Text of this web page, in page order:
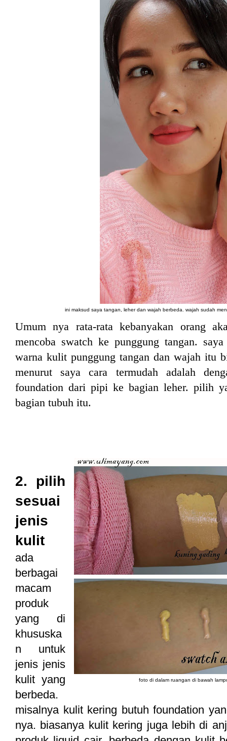
ini maksud saya tangan, leher dan wajah berbeda. wajah sudah
Umum nya rata-rata kebanyakan orang
mencoba swatch ke punggung tangan.
warna kulit punggung tangan dan wajah itu
menurut saya cara termudah adalah
foundation dari pipi ke bagian leher. pilih
bagian tubuh itu.
foto di dalam ruangan di bawah
2. pilih
sesuai
jenis
kulit
ada
berbagai
macam
produk
yang di
khususka
n untuk
jenis jenis
kulit yang
berbeda.
misalnya kulit kering butuh foundation
nya. biasanya kulit kering juga lebih di